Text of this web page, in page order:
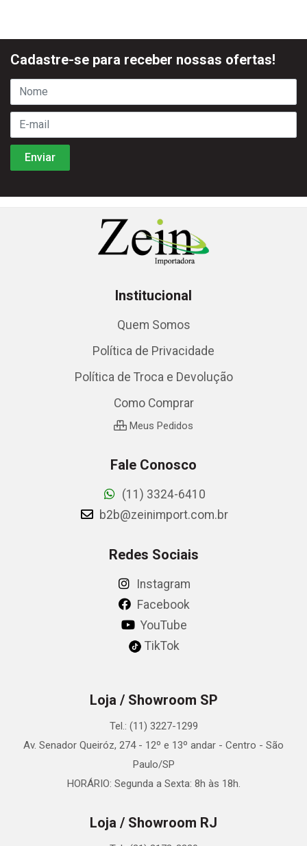
Cadastre-se para receber nossas ofertas!
Institucional
Quem Somos
Política de Privacidade
Política de Troca e Devolução
Como Comprar
Meus Pedidos
Fale Conosco
(11) 3324-6410
b2b@zeinimport.com.br
Redes Sociais
Instagram
Facebook
YouTube
TikTok
Loja / Showroom SP
Tel.: (11) 3227-1299
Av. Senador Queiróz, 274 - 12º e 13º andar - Centro - São
Paulo/SP
HORÁRIO: Segunda a Sexta: 8h às 18h.
Loja / Showroom RJ